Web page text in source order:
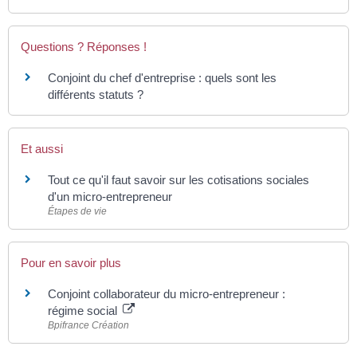
Questions ? Réponses !
Conjoint du chef d'entreprise : quels sont les
différents statuts ?
Et aussi
Tout ce qu'il faut savoir sur les cotisations sociales
d'un micro-entrepreneur
Étapes de vie
Pour en savoir plus
Conjoint collaborateur du micro-entrepreneur :
régime social
Bpifrance Création